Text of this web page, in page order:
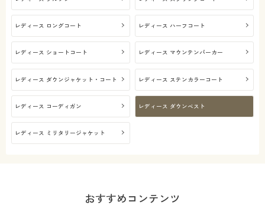
サポート
ご利用ガイド
よくある質問とお問い合わせ
レディース ロングコート レディース ハーフコート
レディース ショートコート レディース マウンテンパーカー
レディース ダウンジャケット・コート レディース ステンカラーコート
レディース コーディガン レディース ダウンベスト
レディース ミリタリージャケット
おすすめコンテンツ